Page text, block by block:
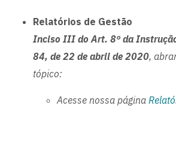
Relatórios de Gestão
Inciso III do Art. 8º da
84, de 22 de abril de 2020,
tópico:
Acesse nossa página